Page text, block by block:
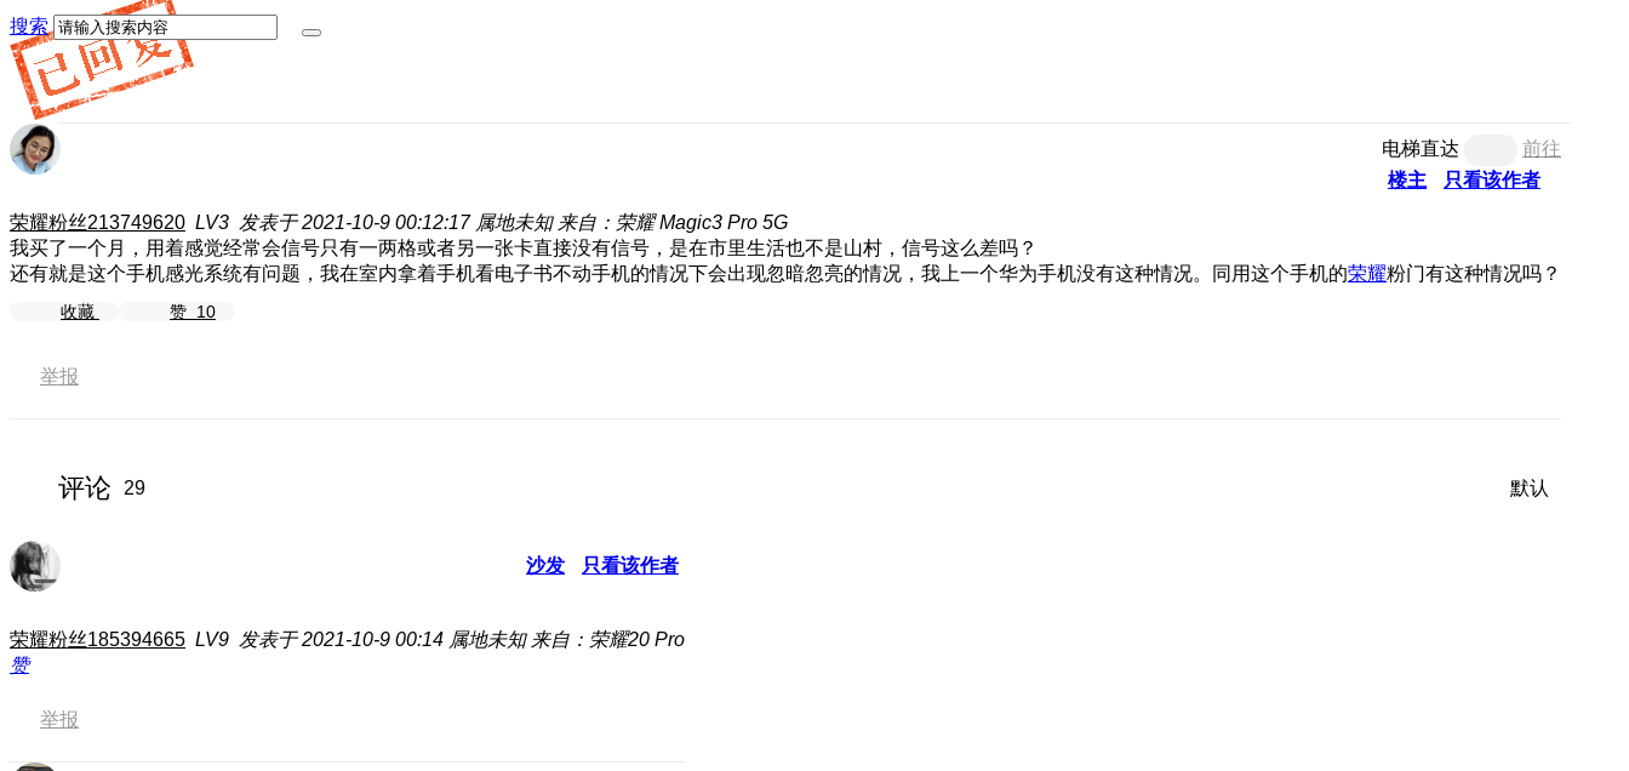
搜索
电梯直达
前往
楼主
只看该作者
荣耀粉丝213749620 LV3 发表于 2021-10-9 00:12:17 属地未知 来自：荣耀 Magic3 Pro 5G
我买了一个月，用着感觉经常会信号只有一两格或者另一张卡直接没有信号，是在市里生活也不是山村，信号这么差吗？
还有就是这个手机感光系统有问题，我在室内拿着手机看电子书不动手机的情况下会出现忽暗忽亮的情况，我上一个华为手机没有这种情况。同用这个手机的荣耀粉门有这种情况吗？
收藏 赞 10
举报
评论 29 默认
沙发 只看该作者
荣耀粉丝185394665 LV9 发表于 2021-10-9 00:14 属地未知 来自：荣耀20 Pro
赞
举报